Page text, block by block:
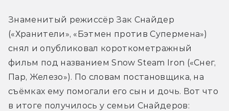
Знаменитый режиссёр Зак Снайдер
(«Хранители», «Бэтмен против Супермена»)
снял и опубликовал короткометражный
фильм под названием Snow Steam Iron («Снег,
Пар, Железо»). По словам постановщика, на
съёмках ему помогали его сын и дочь. Вот что
в итоге получилось у семьи Снайдеров: